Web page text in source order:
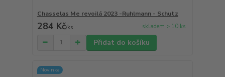
Chasselas Me revoilá 2023 -Ruhlmann - Schutz
284 Kč/ks skladem > 10 ks
Přidat do košíku
Novinka